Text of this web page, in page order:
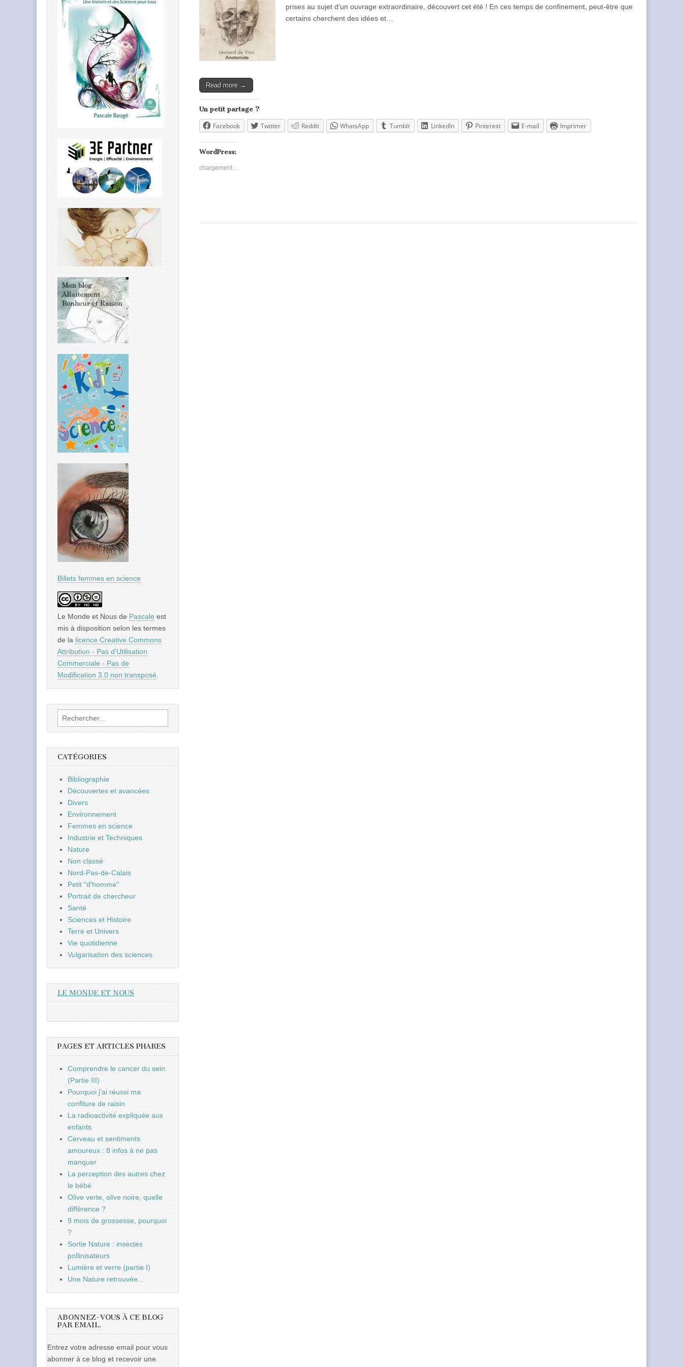
prises au sujet d’un ouvrage extraordinaire, découvert cet été ! En ces temps de confinement, peut-être que
certains cherchent des idées et…
Read more →
Un petit partage ?
Facebook Twitter Reddit WhatsApp Tumblr LinkedIn Pinterest E-mail Imprimer
WordPress:
chargement…
Billets femmes en science
Le Monde et Nous de Pascale est
mis à disposition selon les termes
de la licence Creative Commons
Attribution - Pas d’Utilisation
Commerciale - Pas de
Modification 3.0 non transposé.
Rechercher :
CATÉGORIES
Bibliographie
Découvertes et avancées
Divers
Environnement
Femmes en science
Industrie et Techniques
Nature
Non classé
Nord-Pas-de-Calais
Petit "d'homme"
Portrait de chercheur
Santé
Sciences et Histoire
Terre et Univers
Vie quotidienne
Vulgarisation des sciences
LE MONDE ET NOUS
PAGES ET ARTICLES PHARES
Comprendre le cancer du sein
(Partie III)
Pourquoi j'ai réussi ma
confiture de raisin
La radioactivité expliquée aux
enfants
Cerveau et sentiments
amoureux : 8 infos à ne pas
manquer
La perception des autres chez
le bébé
Olive verte, olive noire, quelle
différence ?
9 mois de grossesse, pourquoi
?
Sortie Nature : insectes
pollinisateurs
Lumière et verre (partie I)
Une Nature retrouvée...
ABONNEZ-VOUS À CE BLOG
PAR EMAIL.
Entrez votre adresse email pour vous
abonner à ce blog et recevoir une